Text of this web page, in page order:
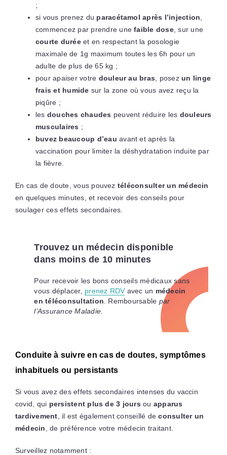
;
si vous prenez du paracétamol après l’injection
commencez par prendre unefaible dose, sur une
courte duréeet en respectant la posologie
maximale de 1g maximum toutes les 6h pour un
adulte de plus de 65 kg ;
pour apaiser votre douleur au bras , posezun linge
frais et humide sur la zone où vous avez reçu la
piqûre ;
les douches chaudes peuvent réduire les douleurs
musculaires ;
buvez beaucoup d’eau avant et après la
vaccination pour limiter la déshydratation induite par
la fièvre.
En cas de doute, vous pouvez téléconsulter un médecin
en quelques minutes, et recevoir des conseils pour
soulager ces effets secondaires.
Trouvez un médecin disponible
dans moins de 10 minutes
Pour recevoir les bons conseils médicaux sans
vous déplacer, prenez RDV avec un médecin
en téléconsultation . Remboursable par
l’Assurance Maladie.
Conduite à suivre en cas de doutes, symptômes
inhabituels ou persistants
Si vous avez des effets secondaires intenses du vaccin
covid, qui persistent plus de 3 jours ou apparus
tardivement , il est également conseillé deconsulter un
médecin
, de préférence votre médecin traitant.
Surveillez notamment :